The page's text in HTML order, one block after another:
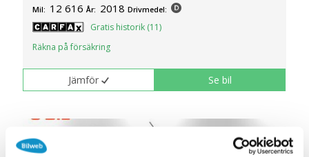
Mil: 12 616 År: 2018 Drivmedel:
Gratis historik (11)
Räkna på försäkring
Jämför Se bil